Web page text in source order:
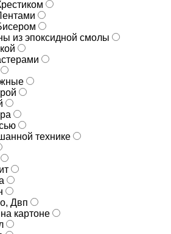
из эпоксидной смолы
технике
Двп
картоне